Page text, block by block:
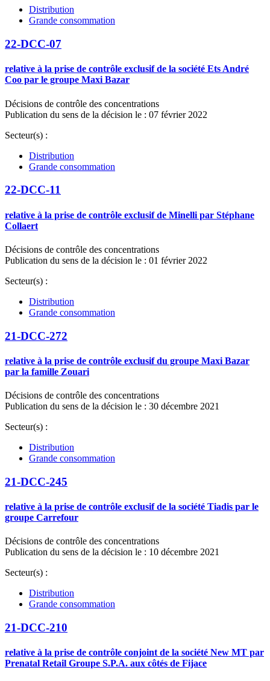
Distribution
Grande consommation
22-DCC-07
relative à la prise de contrôle exclusif de la société Ets André
Coo par le groupe Maxi Bazar
Décisions de contrôle des concentrations
Publication du sens de la décision le : 07 février 2022
Secteur(s) :
Distribution
Grande consommation
22-DCC-11
relative à la prise de contrôle exclusif de Minelli par Stéphane
Collaert
Décisions de contrôle des concentrations
Publication du sens de la décision le : 01 février 2022
Secteur(s) :
Distribution
Grande consommation
21-DCC-272
relative à la prise de contrôle exclusif du groupe Maxi Bazar
par la famille Zouari
Décisions de contrôle des concentrations
Publication du sens de la décision le : 30 décembre 2021
Secteur(s) :
Distribution
Grande consommation
21-DCC-245
relative à la prise de contrôle exclusif de la société Tiadis par le
groupe Carrefour
Décisions de contrôle des concentrations
Publication du sens de la décision le : 10 décembre 2021
Secteur(s) :
Distribution
Grande consommation
21-DCC-210
relative à la prise de contrôle conjoint de la société New MT par
Prenatal Retail Groupe S.P.A. aux côtés de Fijace